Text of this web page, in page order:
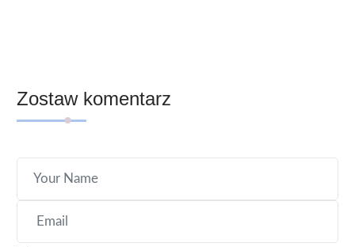
Zostaw komentarz